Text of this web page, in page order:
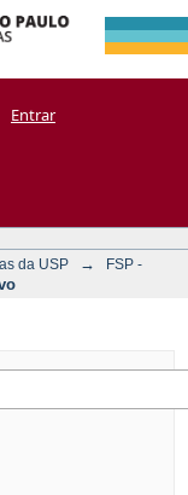
Entrar
da USP →
FSP -